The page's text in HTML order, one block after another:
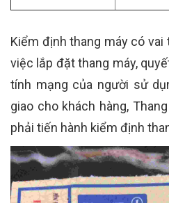
Kiểm định thang máy có
việc lắp đặt thang máy,
tính mạng của người sử
giao cho khách hàng,
phải tiến hành kiểm định